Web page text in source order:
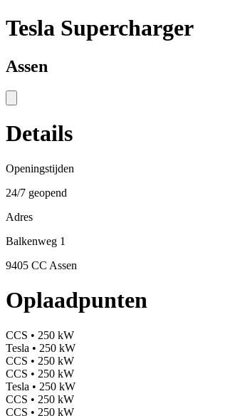
Tesla Supercharger
Assen
Details
Openingstijden
24/7 geopend
Adres
Balkenweg 1
9405 CC Assen
Oplaadpunten
CCS • 250 kW
Tesla • 250 kW
CCS • 250 kW
CCS • 250 kW
Tesla • 250 kW
CCS • 250 kW
CCS • 250 kW